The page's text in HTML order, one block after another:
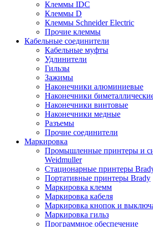
Клеммы IDC
Клеммы D
Клеммы Schneider Electric
Прочие клеммы
Кабельные соединители
Кабельные муфты
Удлинители
Гильзы
Зажимы
Наконечники алюминиевые
Наконечники
Наконечники винтовые
Наконечники медные
Разъемы
Прочие соединители
Маркировка
Промышленные принтеры и
Weidmuller
Стационарные принтеры
Портативные принтеры Brady
Маркировка клемм
Маркировка кабеля
Маркировка кнопок и
Маркировка гильз
Программное обеспечение